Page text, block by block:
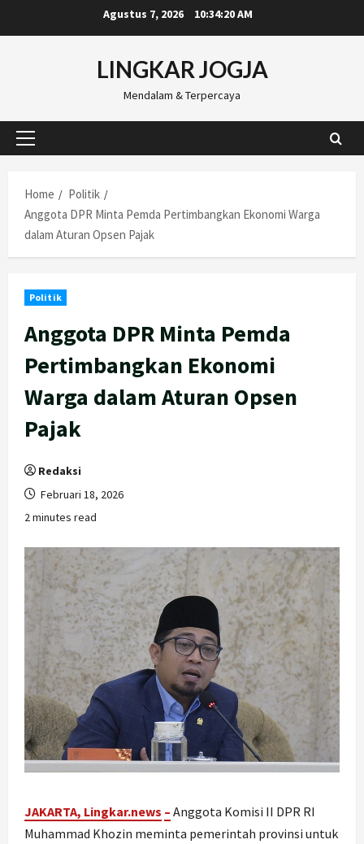
to
Agustus 7, 2026 10:34:21 AM
LINGKAR JOGJA
Mendalam & Terpercaya
Primary
Home
Politik
Anggota DPR Minta Pemda Pertimbangkan Ekonomi Warga
dalam Aturan Opsen Pajak
Politik
Anggota DPR Minta Pemda
Pertimbangkan Ekonomi
Warga dalam Aturan Opsen
Pajak
Redaksi
Februari 18, 2026
2 minutes read
JAKARTA, Lingkar.news – Anggota Komisi II DPR RI
Muhammad Khozin meminta pemerintah provinsi untuk